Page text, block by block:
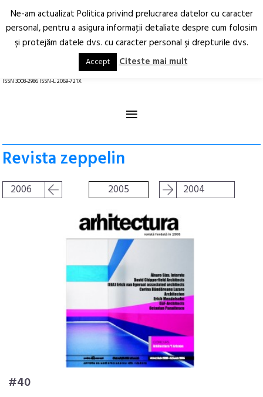
Arhitectură.
Oraș.
RO EN
ISSN 3008-2986 ISSN-L 2069-721X
≡
Revista zeppelin
2006 2005 2004
#40
Ne-am actualizat Politica privind prelucrarea datelor cu caracter
personal, pentru a asigura informaţii detaliate despre cum folosim
şi protejăm datele dvs. cu caracter personal şi drepturile dvs.
Accept Citeste mai mult